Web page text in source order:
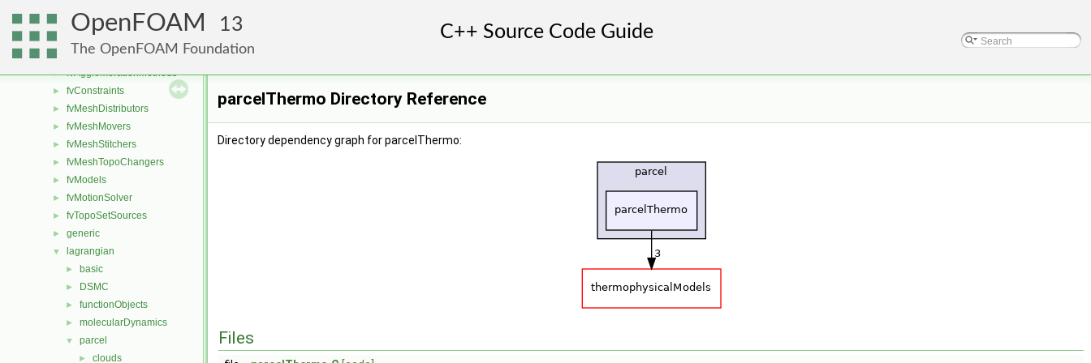
OpenFOAM 13
The OpenFOAM Foundation
fileFormats
finiteVolume
functionObjects
► fvAgglomerationMethods
► fvConstraints
► fvMeshDistributors
► fvMeshMovers
► fvMeshStitchers
► fvMeshTopoChangers
► fvModels
► fvMotionSolver
► fvTopoSetSources
► generic
▼ lagrangian
► basic
► DSMC
► functionObjects
► molecularDynamics
▼ parcel
► clouds
parcelThermo Directory Reference
Directory dependency graph for parcelThermo:
Files